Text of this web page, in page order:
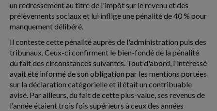
un redressement au titre de l'impôt sur le revenu et des
prélèvements sociaux et lui inflige une pénalité de 40 % pour
manquement délibéré.
Il conteste cette pénalité auprès de l'administration puis des
tribunaux. Ceux-ci confirment le bien-fondé de la pénalité
du fait des circonstances suivantes. Tout d'abord, l'intéressé
avait été informé de son obligation par les mentions portées
sur la déclaration catégorielle et il était un contribuable
avisé. Par ailleurs, du fait de cette plus-value, ses revenus de
l'année étaient trois fois supérieurs à ceux des années